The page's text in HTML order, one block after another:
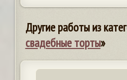
Другие работы из
свадебные торты»